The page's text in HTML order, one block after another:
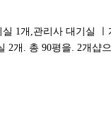
1개,관리사 대기실 ㅣ
2개. 총 90평을. 2개샵